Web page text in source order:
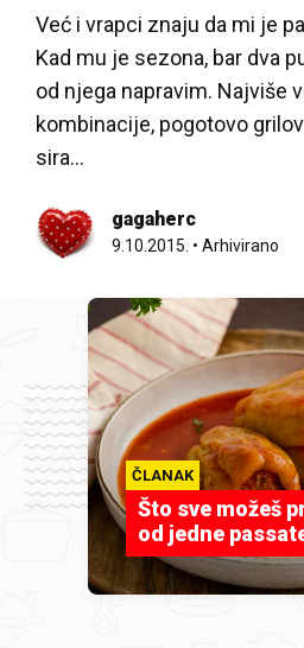
Već i vrapci znaju da mi je
Kad mu je sezona, bar dva
od njega napravim. Najviše
kombinacije, pogotovo
sira...
gagaherc
9.10.2015. • Arhivirano
ČLANAK
Što sve možeš
od jedne